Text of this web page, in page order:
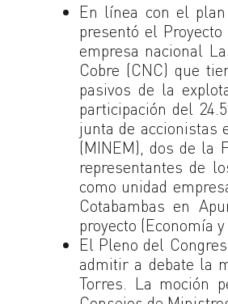
En línea con el
presentó el
empresa nacional
Cobre (CNC) que
pasivos de la
participación del
junta de accionistas
(MINEM), dos de la
representantes de
como unidad
Cotabambas en
proyecto (Economía
El Pleno del
admitir a debate la
Torres. La moción